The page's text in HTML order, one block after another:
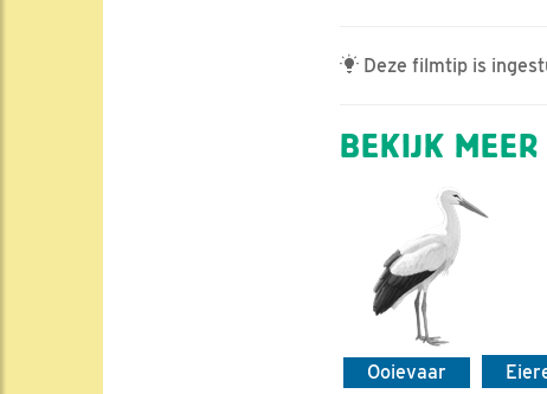
Deze filmtip is
BEKIJK MEER
Ooievaar